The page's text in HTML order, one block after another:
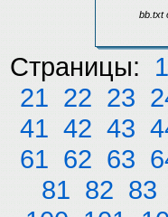
bb.txt
Страницы: 1
21 22 23
41 42 43
61 62 63
81 82 83